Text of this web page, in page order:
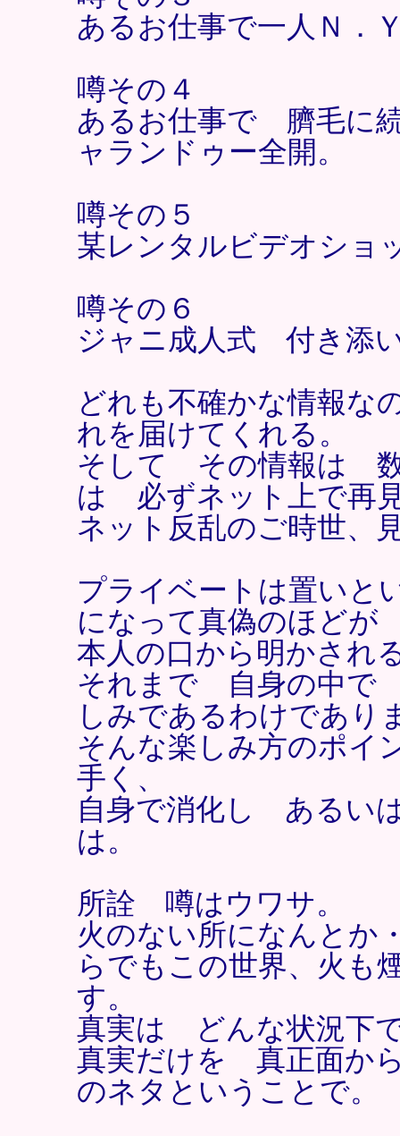
あるお仕事で一人Ｎ．
噂その４
あるお仕事で 臍毛に
ャランドゥー全開。
噂その５
某レンタルビデオショ
噂その６
ジャニ成人式 付き添
どれも不確かな情報
れを届けてくれる。
そして その情報は
は 必ずネット上で再
ネット反乱のご時世、
プライベートは置い
になって真偽のほど
本人の口から明かされ
それまで 自身の中で
しみであるわけであり
そんな楽しみ方のポ
手く、
自身で消化し あるい
は。
所詮 噂はウワサ。
火のない所になんと
らでもこの世界、火も
す。
真実は どんな状況下
真実だけを 真正面か
のネタということで。